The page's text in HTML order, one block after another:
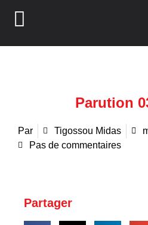
Parution
Par Tigossou Midas
Pas de commentaires
Partager